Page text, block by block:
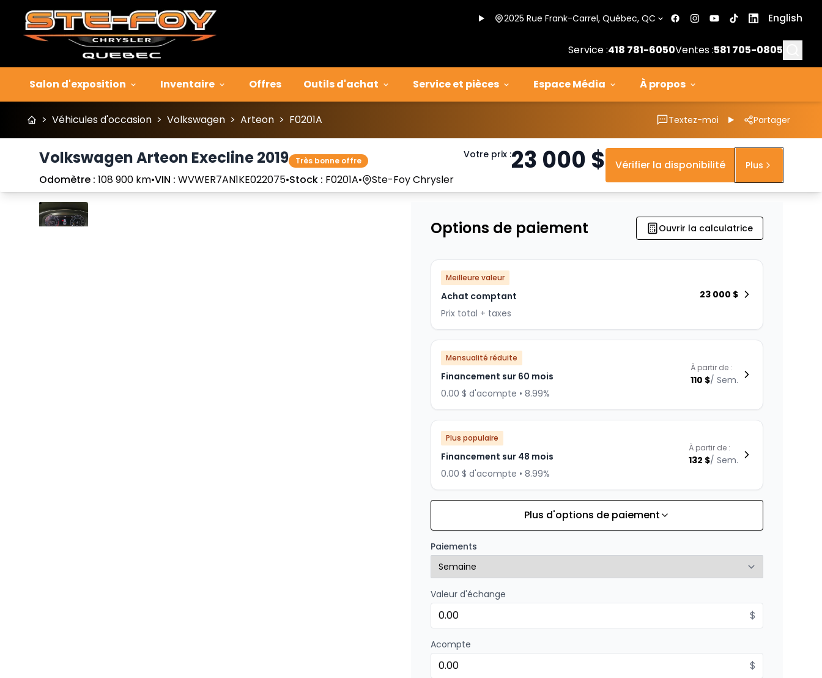
2025 Rue Frank-Carrel, Québec, QC English
Service :418 781-6050Ventes :581 705-0805
Salon d'exposition Inventaire Offres Outils d'achat Service et pièces Espace Média À propos
> Véhicules d'occasion > Volkswagen > Arteon > F0201A Textez-moi Partager
Volkswagen Arteon Execline 2019 Très bonne offre
Odomètre : 108 900 km•VIN : WVWER7AN1KE022075•Stock : F0201A• Ste-Foy Chrysler
Votre prix :23 000 $ Vérifier la disponibilité Plus
ArrêterPrécédent
Suivant
Options de paiement Ouvrir la calculatrice
Meilleure valeur
Achat comptant
Prix total + taxes
23 000 $
Mensualité réduite
Financement sur 60 mois
0.00 $ d'acompte • 8.99%
À partir de :
110 $/ Sem.
Plus populaire
Financement sur 48 mois
0.00 $ d'acompte • 8.99%
À partir de :
132 $/ Sem.
Financement sur 36 mois
0.00 $ d'acompte • 8.99%
À partir de :
Financement sur 24 mois
Financement sur 24 mois
Plus d'options de paiement
Paiements
Valeur d'échange
$
Acompte
$